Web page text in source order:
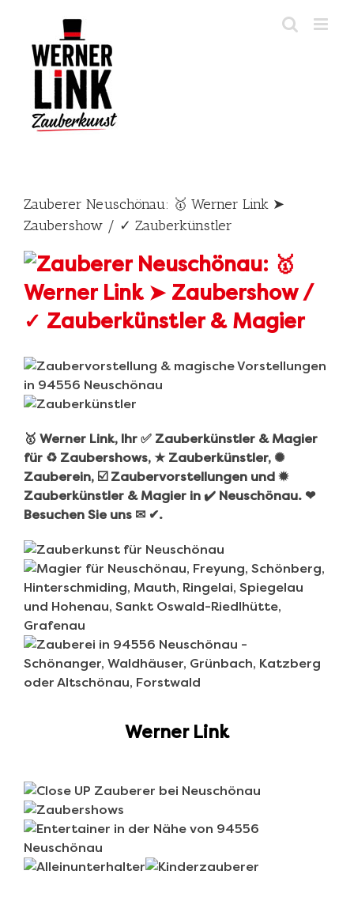
content
Zauberer Neuschönau: 🥇 Werner Link ➤
Zaubershow / ✓ Zauberkünstler
🥇 Werner Link, Ihr ✅ Zauberkünstler & Magier
für ♻ Zaubershows, ★ Zauberkünstler, ✺
Zauberein, ☑️ Zaubervorstellungen und ✹
Zauberkünstler & Magier in ✔️ Neuschönau. ❤
Besuchen Sie uns ✉ ✔.
Werner Link